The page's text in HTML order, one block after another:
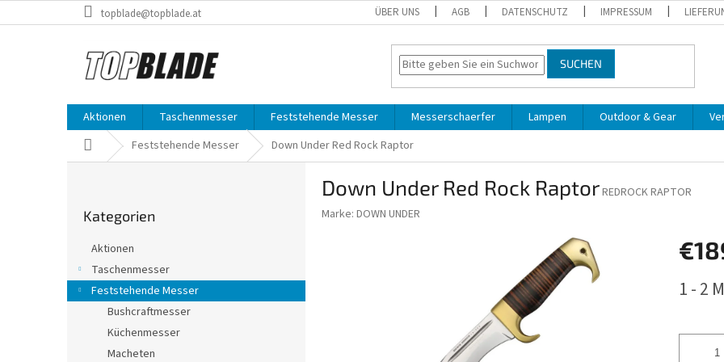
Inhalt
topblade@topblade.at ÜBER UNS AGB DATENSCHUTZ IMPRESSUM
SUCHEN
Aktionen Taschenmesser Feststehende Messer Messerschaerfer Lampen Outdoor & Gear
StartseiteFeststehende Messer Down Under Red Rock Raptor
l
überspringen
Kategorien
Aktionen
Taschenmesser
Feststehende Messer
Bushcraftmesser
Küchenmesser
Macheten
Down Under Red Rock RaptorREDROCK RAPTOR
Marke: DOWN UNDER
1 - 2